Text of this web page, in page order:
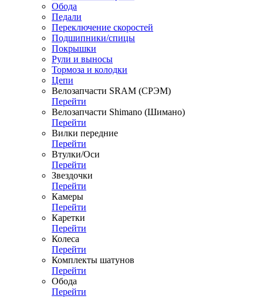
Обода
Педали
Переключение скоростей
Подшипники/спицы
Покрышки
Рули и выносы
Тормоза и колодки
Цепи
Велозапчасти SRAM (СРЭМ)
Перейти
Велозапчасти Shimano (Шимано)
Перейти
Вилки передние
Перейти
Втулки/Оси
Перейти
Звездочки
Перейти
Камеры
Перейти
Каретки
Перейти
Колеса
Перейти
Комплекты шатунов
Перейти
Обода
Перейти